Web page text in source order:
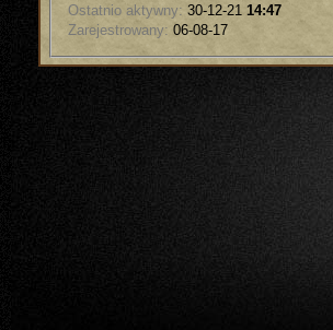
Ostatnio aktywny: 30-12-21 14:47
Zarejestrowany: 06-08-17